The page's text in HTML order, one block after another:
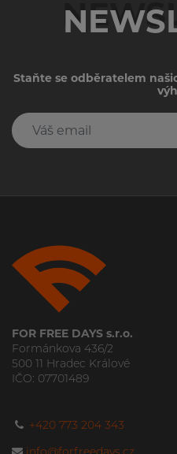
Staňte se odběratelem
FOR FREE DAYS s.r.o.
Formánkova 436/2
500 11 Hradec Králové
IČO: 07701489
+420 773 204 343